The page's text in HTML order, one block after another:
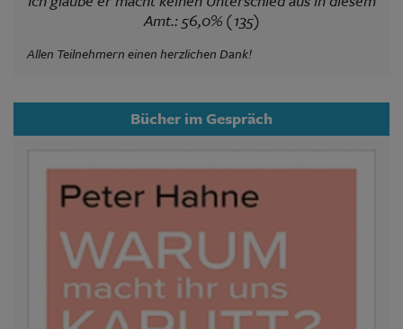
Amt.: 56,0% (135)
Allen Teilnehmern einen herzlichen Dank!
Bücher im Gespräch